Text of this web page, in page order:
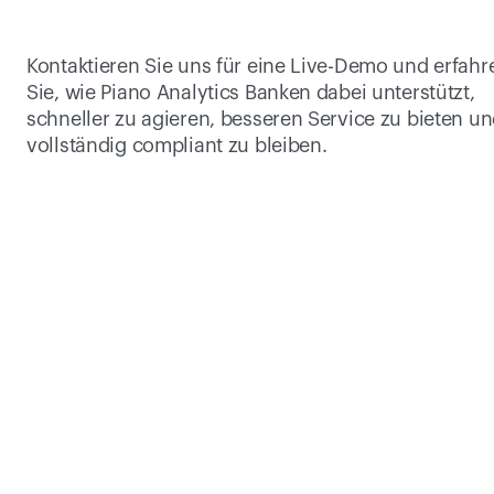
Kontaktieren Sie uns für eine Live-Demo und
Sie, wie Piano Analytics Banken dabei unterstützt,
schneller zu agieren, besseren Service zu bieten
vollständig compliant zu bleiben.